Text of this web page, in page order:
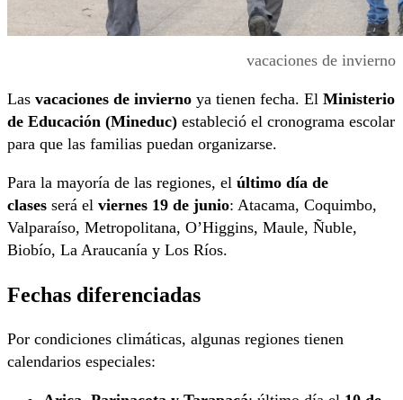
vacaciones de invierno
Las vacaciones de invierno ya tienen fecha. El Ministerio
de Educación (Mineduc) estableció el cronograma escolar
para que las familias puedan organizarse.
Para la mayoría de las regiones, el último día de
clases será el viernes 19 de junio: Atacama, Coquimbo,
Valparaíso, Metropolitana, O’Higgins, Maule, Ñuble,
Biobío, La Araucanía y Los Ríos.
Fechas diferenciadas
Por condiciones climáticas, algunas regiones tienen
calendarios especiales: